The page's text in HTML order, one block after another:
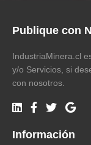
Publique con
IndustriaMinera.cl
y/o Servicios, si
con nosotros.
Información